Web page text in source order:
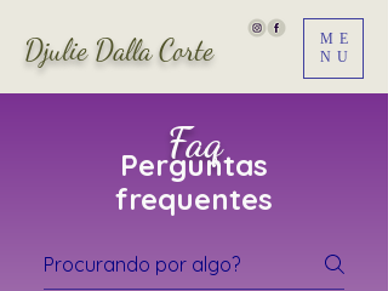
Djulie Dalla Corte
ME
NU
Faq
Perguntas
frequentes